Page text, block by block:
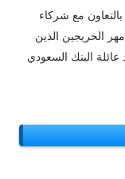
بالتعاون مع شركاء
الخريجين الذين
عائلة البنك السعودي